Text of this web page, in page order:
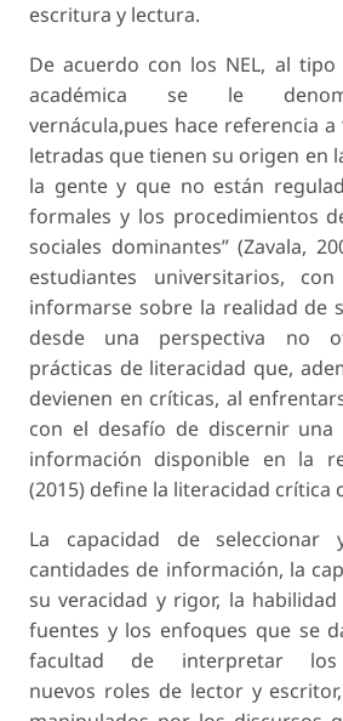
escritura y lectura.
De acuerdo con los NEL, al
académica se le
vernácula,pues hace referencia a
letradas que tienen su origen en
la gente y que no están
formales y los procedimientos
sociales dominantes” (Zavala,
estudiantes universitarios,
informarse sobre la realidad de
desde una perspectiva no
prácticas de literacidad que,
devienen en críticas, al
con el desafío de discernir
información disponible en la
(2015) define la literacidad crítica
La capacidad de
cantidades de información, la
su veracidad y rigor, la
fuentes y los enfoques que se
facultad de interpretar
nuevos roles de lector y